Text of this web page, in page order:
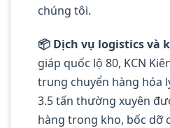
chúng tôi.
📦 Dịch vụ logistics và
giáp quốc lộ 80, KCN
trung chuyển hàng hóa
3.5 tấn thường xuyên
hàng trong kho, bốc dỡ